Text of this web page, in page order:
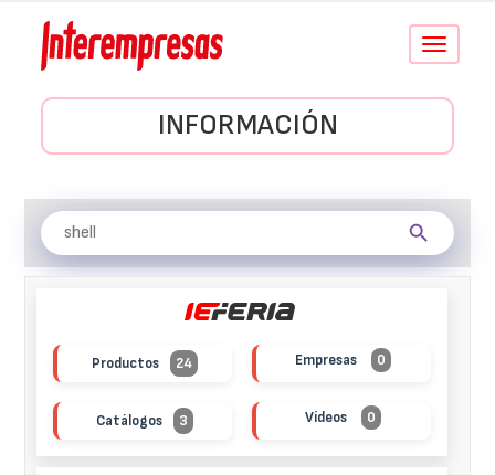
Conmutar
INFORMACIÓN
Productos 24 Empresas 0
Catálogos 3 Vídeos 0